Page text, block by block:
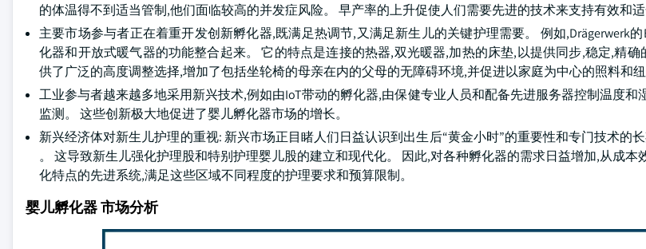
的体温得不到适当管制,他们面临较高的并发症风险。 早产率的上升促使人们需要先进的技术来支持有效和适
主要市场参与者正在着重开发创新孵化器,既满足热调节,又满足新生儿的关键护理需要。 例如,Drägerwerk的
化器和开放式暖气器的功能整合起来。 它的特点是连接的热器,双光暖器,加热的床垫,以提供同步,稳定,精确
供了广泛的高度调整选择,增加了包括坐轮椅的母亲在内的父母的无障碍环境,并促进以家庭为中心的照料和纽
工业参与者越来越多地采用新兴技术,例如由IoT带动的孵化器,由保健专业人员和配备先进服务器控制温度和
监测。 这些创新极大地促进了婴儿孵化器市场的增长。
新兴经济体对新生儿护理的重视: 新兴市场正目睹人们日益认识到出生后“黄金小时”的重要性和专门技术的长
。 这导致新生儿强化护理股和特别护理婴儿股的建立和现代化。 因此,对各种孵化器的需求日益增加,从成本
化特点的先进系统,满足这些区域不同程度的护理要求和预算限制。
婴儿孵化器 市场分析